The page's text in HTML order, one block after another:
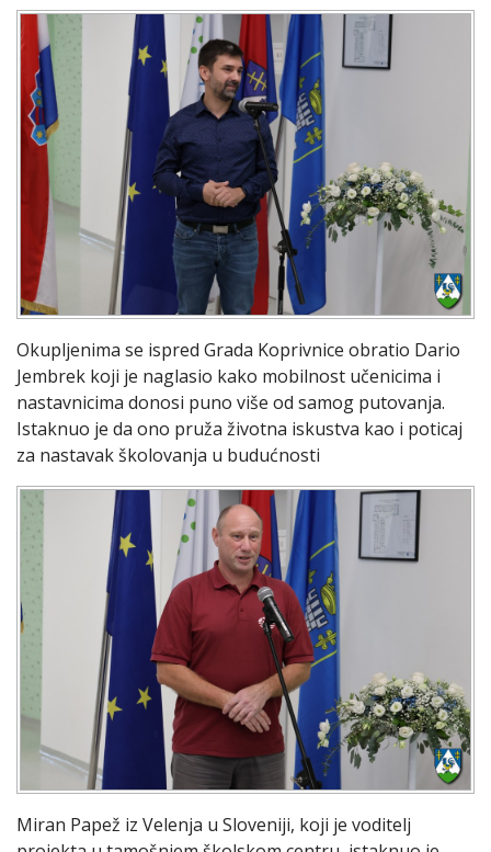
Okupljenima se ispred Grada Koprivnice obratio Dario
Jembrek koji je naglasio kako mobilnost učenicima i
nastavnicima donosi puno više od samog putovanja.
Istaknuo je da ono pruža životna iskustva kao i poticaj
za nastavak školovanja u budućnosti
Miran Papež iz Velenja u Sloveniji, koji je voditelj